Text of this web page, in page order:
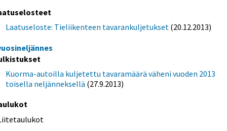
Laatuseloste: Tieliikenteen tavarankuljetukset (20.12.2013)
Kuorma-autoilla kuljetettu tavaramäärä väheni vuoden 2013
toisella neljänneksellä (27.9.2013)